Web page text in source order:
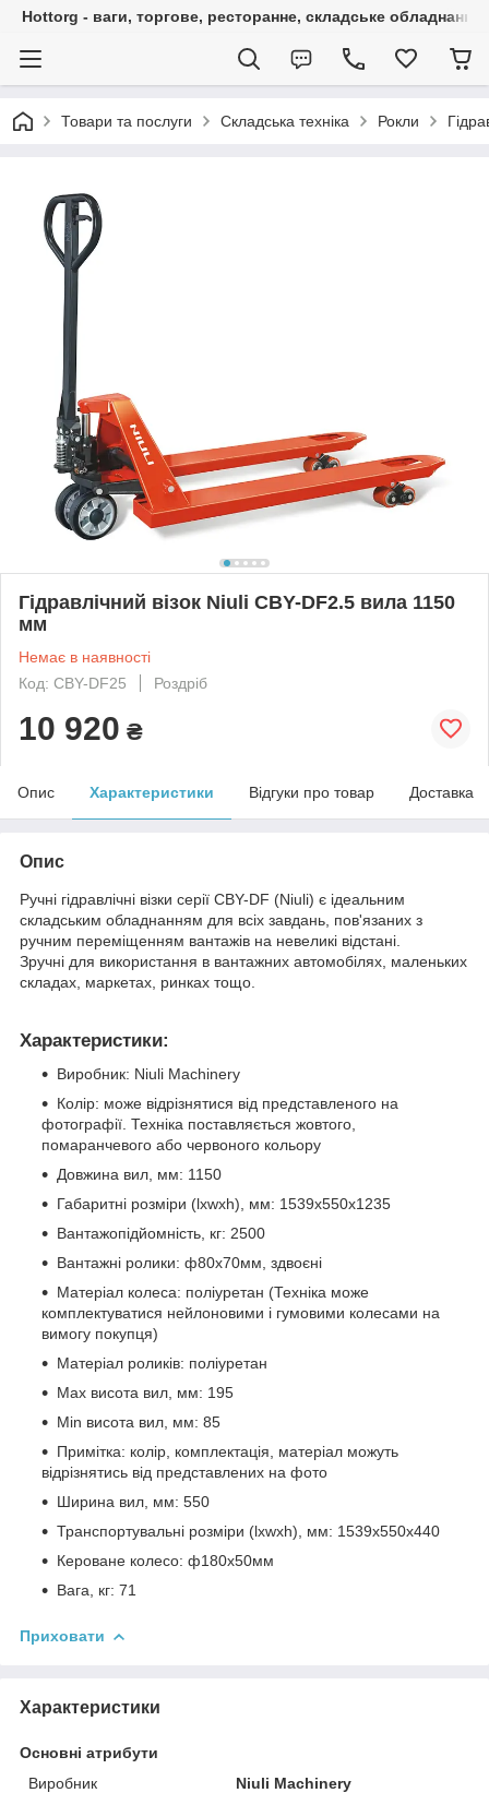
Hottorg - ваги, торгове, ресторанне, складське обладнання
Товари та послуги Складська техніка Рокли
Гідравлічний візок Niuli CBY-DF2.5 вила 1150
мм
Немає в наявності
Код: CBY-DF25
Роздріб
10 920 ₴
Опис Характеристики Відгуки про товар Доставка
Опис
Ручні гідравлічні візки серії CBY-DF (Niuli) є ідеальним
складським обладнанням для всіх завдань, пов'язаних з
ручним переміщенням вантажів на невеликі відстані.
Зручні для використання в вантажних автомобілях, маленьких
складах, маркетах, ринках тощо.
Характеристики:
Виробник: Niuli Machinery
Колір: може відрізнятися від представленого на
фотографії. Техніка поставляється жовтого,
помаранчевого або червоного кольору
Довжина вил, мм: 1150
Габаритні розміри (lхwхh), мм: 1539х550х1235
Вантажопідйомність, кг: 2500
Вантажні ролики: ф80х70мм, здвоєні
Матеріал колеса: поліуретан (Техніка може
комплектуватися нейлоновими і гумовими колесами на
вимогу покупця)
Матеріал роликів: поліуретан
Мax висота вил, мм: 195
Мin висота вил, мм: 85
Примітка: колір, комплектація, матеріал можуть
відрізнятись від представлених на фото
Ширина вил, мм: 550
Транспортувальні розміри (lхwхh), мм: 1539х550х440
Кероване колесо: ф180х50мм
Вага, кг: 71
Приховати
Характеристики
Основні атрибути
Виробник
Niuli Machinery